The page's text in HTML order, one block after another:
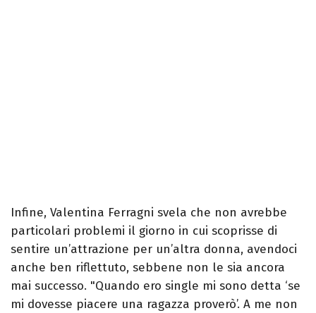
Infine, Valentina Ferragni svela che non avrebbe
particolari problemi il giorno in cui scoprisse di
sentire un’attrazione per un’altra donna, avendoci
anche ben riflettuto, sebbene non le sia ancora
mai successo. "Quando ero single mi sono detta ‘se
mi dovesse piacere una ragazza proverò’. A me non